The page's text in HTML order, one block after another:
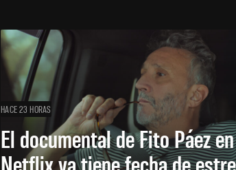
HACE 23 HORAS
El documental de Fito Páez en
Netflix ya tiene fecha de